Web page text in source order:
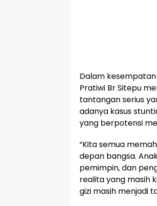
Dalam kesempatan
Pratiwi Br Sitepu
tantangan serius
adanya kasus
yang berpotensi
“Kita semua
depan bangsa.
pemimpin, dan
realita yang masih
gizi masih menjadi